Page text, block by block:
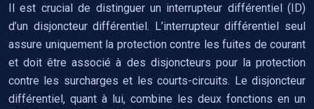
Il est crucial de distinguer un interrupteur différentiel (ID)
d’un disjoncteur différentiel. L’interrupteur différentiel seul
assure uniquement la protection contre les fuites de courant
et doit être associé à des disjoncteurs pour la protection
contre les surcharges et les courts-circuits. Le disjoncteur
différentiel, quant à lui, combine les deux fonctions en un